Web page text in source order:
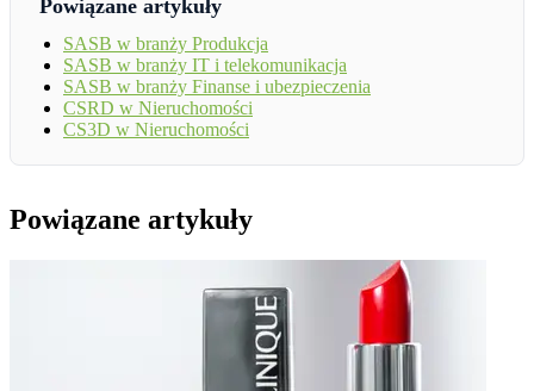
Powiązane artykuły
SASB w branży Produkcja
SASB w branży IT i telekomunikacja
SASB w branży Finanse i ubezpieczenia
CSRD w Nieruchomości
CS3D w Nieruchomości
Powiązane artykuły